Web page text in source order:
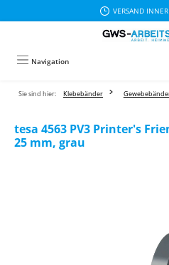
VERSAND
Navigation
Sie sind hier: Klebebänder
tesa 4563 PV3 Printer's
25 mm, grau